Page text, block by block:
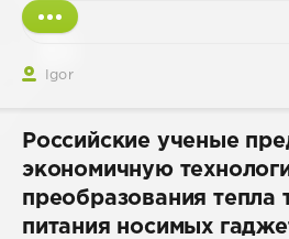
Igor
Российские ученые
экономичную
преобразования тепла
питания носимых